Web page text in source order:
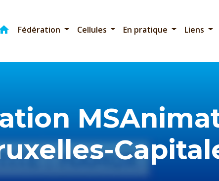
Accueil
Fédération Cellules En pratique Liens